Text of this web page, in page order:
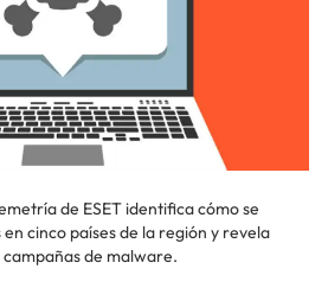
de ESET identifica cómo se
cinco países de la región y revela
de malware.